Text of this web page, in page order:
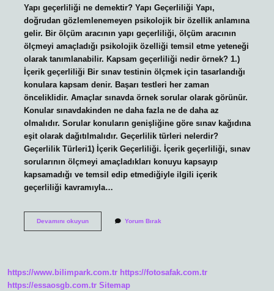
Yapı geçerliliği ne demektir? Yapı Geçerliliği Yapı,
doğrudan gözlemlenemeyen psikolojik bir özellik anlamına
gelir. Bir ölçüm aracının yapı geçerliliği, ölçüm aracının
ölçmeyi amaçladığı psikolojik özelliği temsil etme yeteneği
olarak tanımlanabilir. Kapsam geçerliliği nedir örnek? 1.)
İçerik geçerliliği Bir sınav testinin ölçmek için tasarlandığı
konulara kapsam denir. Başarı testleri her zaman
önceliklidir. Amaçlar sınavda örnek sorular olarak görünür.
Konular sınavdakinden ne daha fazla ne de daha az
olmalıdır. Sorular konuların genişliğine göre sınav kağıdına
eşit olarak dağıtılmalıdır. Geçerlilik türleri nelerdir?
Geçerlilik Türleri1) İçerik Geçerliliği. İçerik geçerliliği, sınav
sorularının ölçmeyi amaçladıkları konuyu kapsayıp
kapsamadığı ve temsil edip etmediğiyle ilgili içerik
geçerliliği kavramıyla…
Devamını okuyunYapı
Yorum Bırak
https://www.bilimpark.com.tr https://fotosafak.com.tr
https://essaosgb.com.tr Sitemap